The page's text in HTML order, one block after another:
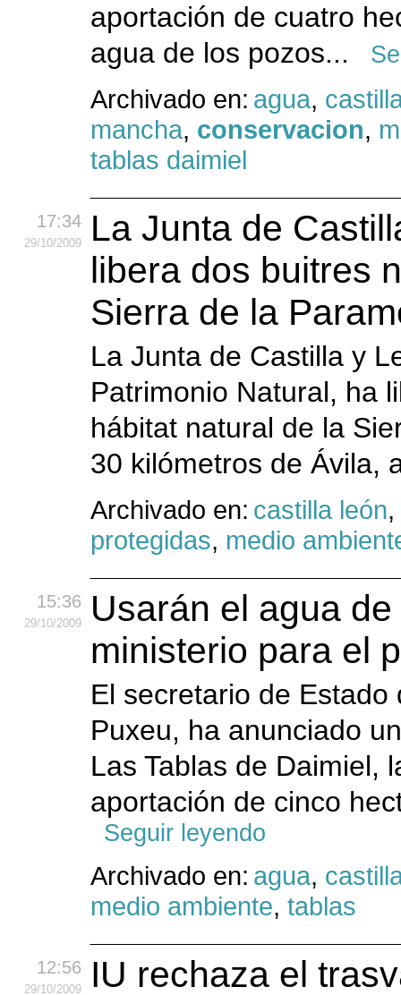
aportación de cuatro
agua de los pozos...
Archivado en: agua,
mancha, conservacion,
tablas daimiel
17:34
29/10/2009
La Junta de
libera dos buitres
Sierra de la
La Junta de Castilla y
Patrimonio Natural, ha
hábitat natural de la
30 kilómetros de Ávila,
Archivado en: castilla león,
protegidas, medio
15:36
29/10/2009
Usarán el agua
ministerio para el
El secretario de
Puxeu, ha anunciado
Las Tablas de Daimiel,
aportación de cinco
Seguir leyendo
Archivado en: agua,
medio ambiente, tablas
12:56
29/10/2009 IU rechaza el